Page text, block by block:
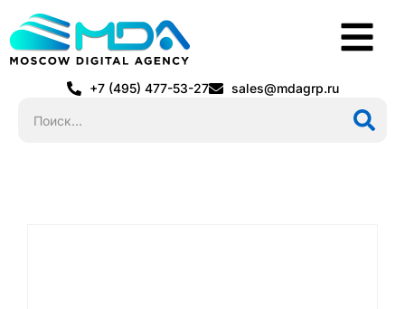
+7 (495) 477-53-27 sales@mdagrp.ru